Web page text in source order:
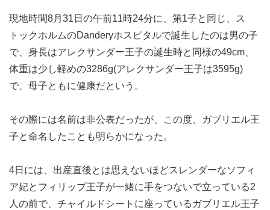
現地時間8月31日の午前11時24分に、第1子と同じ、ス
トックホルムのDanderyホスピタルで誕生したのは男の子
で、身長はアレクサンダー王子の誕生時と同様の49cm、
体重は少し軽めの3286g(アレクサンダー王子は3595g)
で、母子ともに健康だという。
その際には名前は非公表だったが、この度、ガブリエル王
子と命名したことも明らかになった。
4日には、出産直後とは思えないほどスレンダーなソフィ
ア妃とフィリップ王子が一緒に手をつないで立っている2
人の前で、チャイルドシートに座っているガブリエル王子